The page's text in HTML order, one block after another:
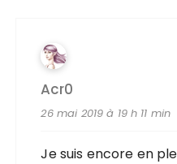
Acr0
26 mai 2019 à 19 h 11 min
Je suis encore en